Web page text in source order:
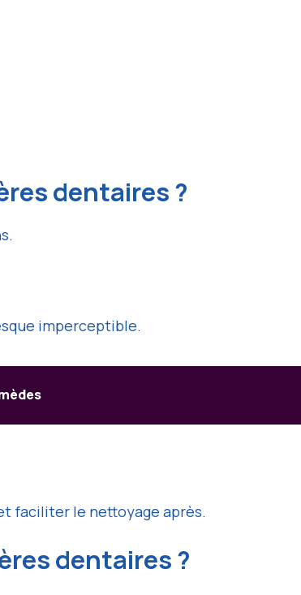
dentaires ?
imperceptible.
faciliter le nettoyage après.
dentaires ?